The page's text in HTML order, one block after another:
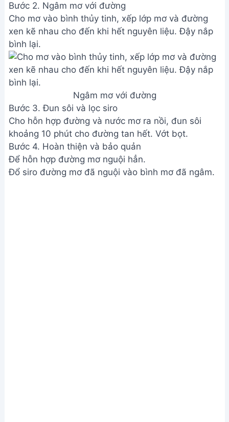
Bước 2. Ngâm mơ với đường
Cho mơ vào bình thủy tinh, xếp lớp mơ và đường
xen kẽ nhau cho đến khi hết nguyên liệu. Đậy nắp
bình lại.
Ngâm mơ với đường
Bước 3. Đun sôi và lọc siro
Cho hỗn hợp đường và nước mơ ra nồi, đun sôi
khoảng 10 phút cho đường tan hết. Vớt bọt.
Bước 4. Hoàn thiện và bảo quản
Để hỗn hợp đường mơ nguội hẳn.
Đổ siro đường mơ đã nguội vào bình mơ đã ngâm.